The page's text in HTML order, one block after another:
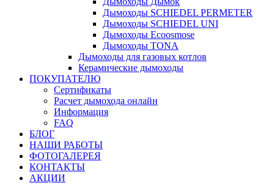
Дымоходы SCHIEDEL PERMETER
Дымоходы SCHIEDEL UNI
Дымоходы Ecoosmose
Дымоходы TONA
Дымоходы для газовых котлов
Керамические дымоходы
ПОКУПАТЕЛЮ
Сертификаты
Расчет дымохода онлайн
Информация
FAQ
БЛОГ
НАШИ РАБОТЫ
ФОТОГАЛЕРЕЯ
КОНТАКТЫ
АКЦИИ